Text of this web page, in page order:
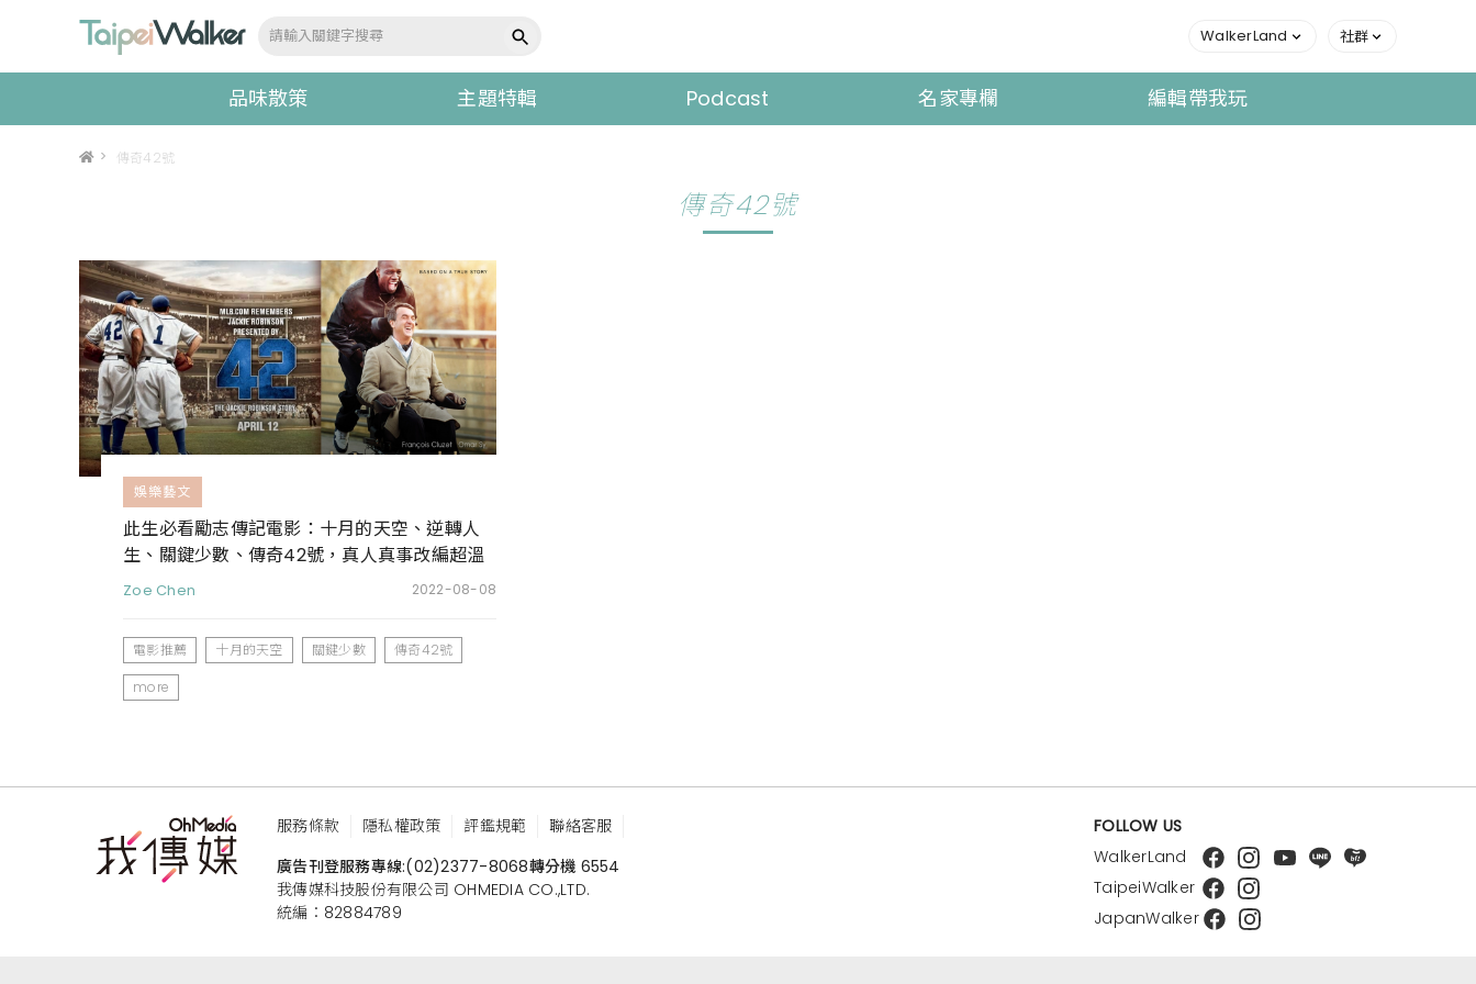
WalkerLand 社群
品味散策 主題特輯 Podcast 名家專欄 編輯帶我玩
> 傳奇42號
傳奇42號
娛樂藝文
此生必看勵志傳記電影：十月的天空、逆轉人
生、關鍵少數、傳奇42號，真人真事改編超溫
馨
Zoe Chen 2022-08-08
電影推薦 十月的天空 關鍵少數
傳奇42號
more
服務條款 隱私權政策 評鑑規範
聯絡客服
廣告刊登服務專線:(02)2377-8068轉分機 6554
我傳媒科技股份有限公司 OHMEDIA CO.,LTD.
統編：82884789
FOLLOW US
WalkerLand
TaipeiWalker
JapanWalker